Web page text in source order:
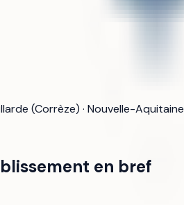
(Corrèze) · Nouvelle-Aquitaine
en bref